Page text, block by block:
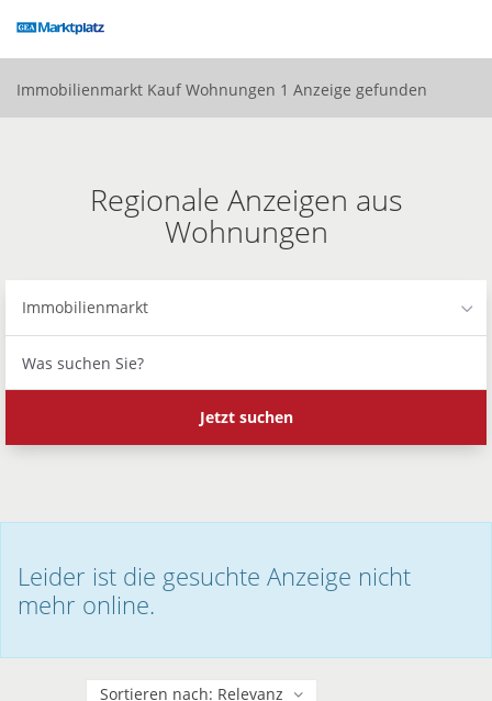
Modus
aktivieren
zurImmobilienmarkt Kauf Wohnungen 1 Anzeige gefunden
Regionale Anzeigen aus
Wohnungen
Immobilienmarkt
suchen
Sie?
Jetzt suchen
Leider ist die gesuchte Anzeige nicht
mehr online.
Sortieren